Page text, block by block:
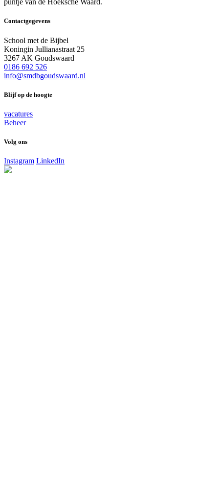
puntje van de Hoeksche Waard.
Contactgegevens
School met de Bijbel
Koningin Jullianastraat 25
3267 AK Goudswaard
0186 692 526
info@smdbgoudswaard.nl
Blijf op de hoogte
vacatures
Beheer
Volg ons
Instagram LinkedIn